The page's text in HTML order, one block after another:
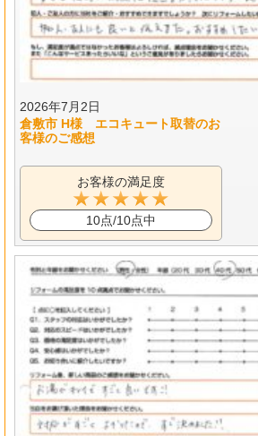
2026年7月2日
倉敷市 H様 エコキュート取替のお
客様のご感想
お客様の満足度
10点/10点中